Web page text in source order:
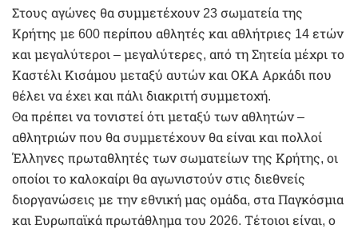
Στους αγώνες θα συμμετέχουν 23 σωματεία της
Κρήτης με 600 περίπου αθλητές και αθλήτριες 14 ετών
και μεγαλύτεροι – μεγαλύτερες, από τη Σητεία μέχρι το
Καστέλι Κισάμου μεταξύ αυτών και ΟΚΑ Αρκάδι που
θέλει να έχει και πάλι διακριτή συμμετοχή.
Θα πρέπει να τονιστεί ότι μεταξύ των αθλητών –
αθλητριών που θα συμμετέχουν θα είναι και πολλοί
Έλληνες πρωταθλητές των σωματείων της Κρήτης, οι
οποίοι το καλοκαίρι θα αγωνιστούν στις διεθνείς
διοργανώσεις με την εθνική μας ομάδα, στα Παγκόσμια
και Ευρωπαϊκά πρωτάθλημα του 2026. Τέτοιοι είναι, ο